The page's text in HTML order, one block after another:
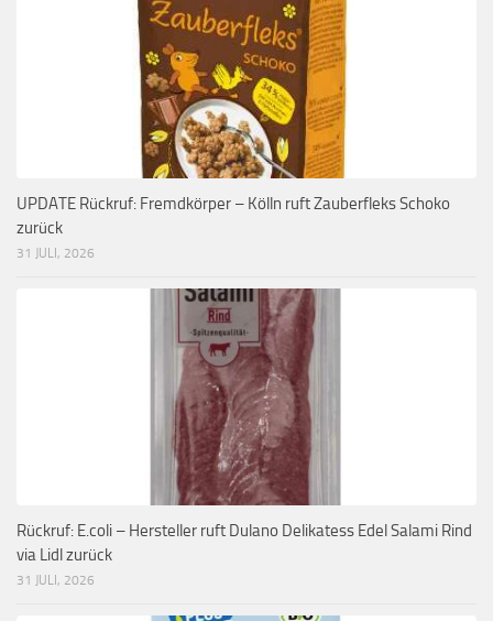
UPDATE Rückruf: Fremdkörper – Kölln ruft Zauberfleks Schoko
zurück
31 JULI, 2026
Rückruf: E.coli – Hersteller ruft Dulano Delikatess Edel Salami Rind
via Lidl zurück
31 JULI, 2026